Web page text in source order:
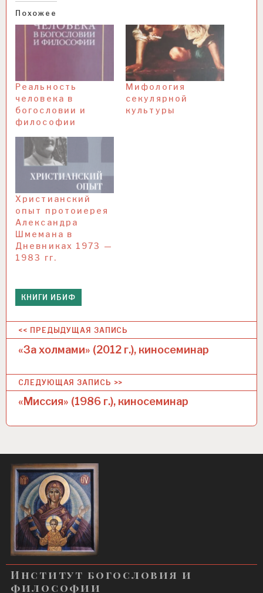
Похожее
Реальность
человека в
богословии и
философии
Мифология
секулярной
культуры
Христианский
опыт протоиерея
Александра
Шмемана в
Дневниках 1973 —
1983 гг.
КНИГИ ИБИФ
Н
в
и
а
и
я
п
о
з
а
п
<< ПРЕДЫДУЩАЯ ЗАПИСЬ
«За холмами» (2012 г.), киносеминар
СЛЕДУЮЩАЯ ЗАПИСЬ >>
«Миссия» (1986 г.), киносеминар
Институт богословия и
философии